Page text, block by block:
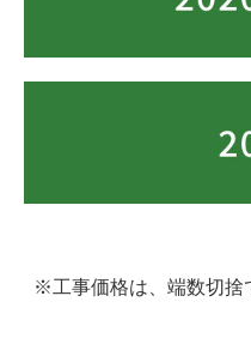
豆知識・コラム
抗ウイルスの検証
※工事価格は、端数切捨